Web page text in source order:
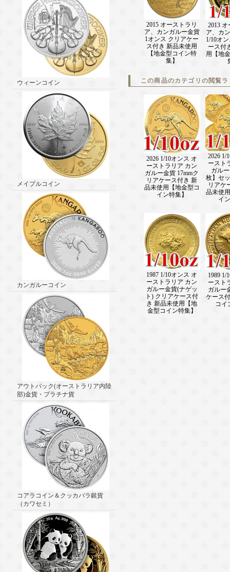
ウィーンコイン
メイプルコイン
カンガルーコイン
アウトバック(オーストラリア内陸
部)金貨・プラチナ貨
コアラコイン＆クッカバラ銀貨
（カワセミ）
2015 オーストラリ
ア、カンガルー金貨
1オンス クリアケー
ス付き 新品未使用
【地金型コイン特
集】
2013
ア、カ
1/10オ
ース付
用【地
この商品のカテゴリの閲覧
2026 1/10オンス オ
ーストラリア カン
ガルー金貨 17mmク
リアケース付き 新
品未使用【地金型コ
イン特集】
2026 1/
ースト
ガル
枚】セ
リアケ
品未使
イ
1987 1/10オンス オ
ーストラリア カン
ガルー金貨(ナゲッ
ト) クリアケース付
き 新品未使用【地
金型コイン特集】
1989 1/
ースト
ガルー
ケース
コイ